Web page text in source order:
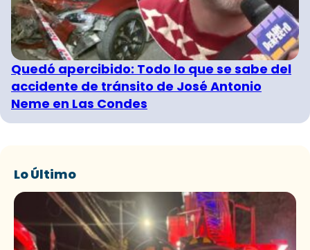
Quedó apercibido: Todo lo que se sabe del
accidente de tránsito de José Antonio
Neme en Las Condes
Lo Último